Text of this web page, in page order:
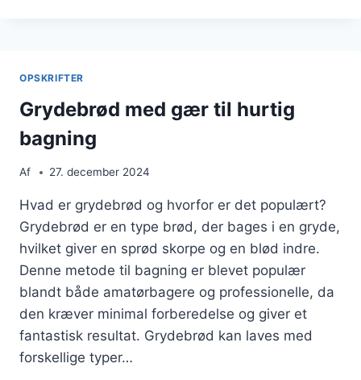
FARTEN
OPSKRIFTER
Grydebrød med gær til hurtig
bagning
Af 27. december 2024
Hvad er grydebrød og hvorfor er det populært?
Grydebrød er en type brød, der bages i en gryde,
hvilket giver en sprød skorpe og en blød indre.
Denne metode til bagning er blevet populær
blandt både amatørbagere og professionelle, da
den kræver minimal forberedelse og giver et
fantastisk resultat. Grydebrød kan laves med
forskellige typer…